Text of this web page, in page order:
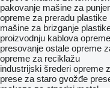
pakovanje mašine za
opreme za preradu plastike
mašine za brizganje
proizvodnju kablova
presovanje ostale opreme
opreme za reciklažu
industrijski šrederi opreme
prese za staro gvožđe